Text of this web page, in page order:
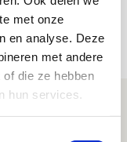
met onze
en analyse. Deze
met andere
die ze hebben
hun services.
Godts in